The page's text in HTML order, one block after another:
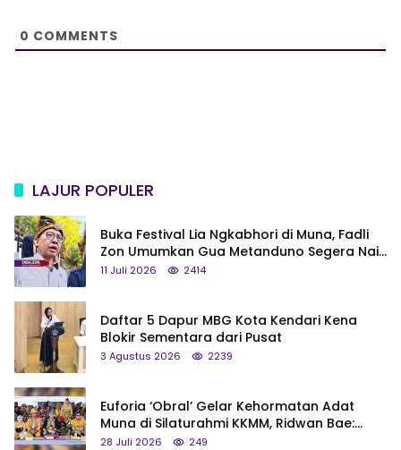
0 COMMENTS
LAJUR POPULER
Buka Festival Lia Ngkabhori di Muna, Fadli
Zon Umumkan Gua Metanduno Segera Naik
Status Jadi Cagar Budaya Nasional
11 Juli 2026 2414
Daftar 5 Dapur MBG Kota Kendari Kena
Blokir Sementara dari Pusat
3 Agustus 2026 2239
Euforia ‘Obral’ Gelar Kehormatan Adat
Muna di Silaturahmi KKMM, Ridwan Bae:
Saya Bukan Tipe Begitu, Belum Pantas!
28 Juli 2026 249